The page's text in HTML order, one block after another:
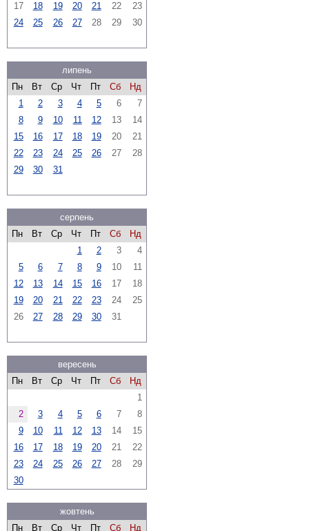
17
18 19 20 21 22
23
24
25 26 27 28 29 30
липень
Пн
Вт Ср Чт Пт Сб
Нд
1
2 3 4 5 6
7
8
9 10 11 12 13
14
15
16 17 18 19 20
21
22
23 24 25 26 27
28
29
30 31
серпень
Пн
Вт Ср Чт Пт Сб
Нд
1
2 3
4
5
6 7 8 9 10
11
12
13 14 15 16 17
18
19
20 21 22 23 24
25
26
27 28 29 30 31
вересень
Пн
Вт Ср Чт Пт Сб
Нд
1
2
3 4 5 6 7
8
9
10 11 12 13 14
15
16
17 18 19 20 21
22
23
24 25 26 27 28
29
30
жовтень
Пн
Вт Ср Чт Пт Сб Нд